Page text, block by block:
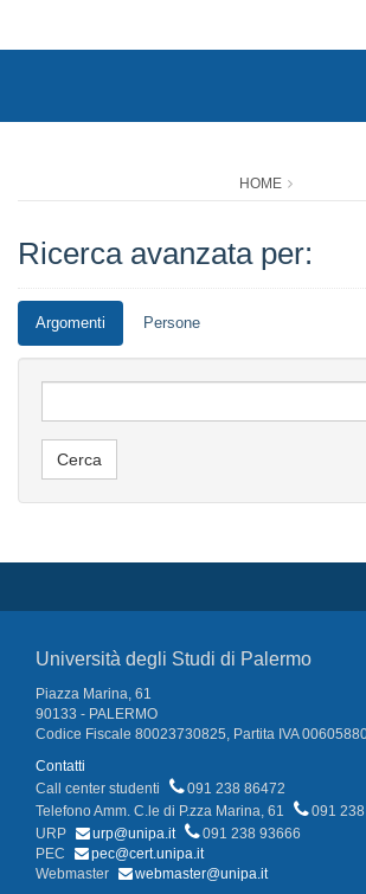
HOME
Ricerca avanzata per:
Argomenti Persone
Università degli Studi di Palermo
Piazza Marina, 61
90133 - PALERMO
Codice Fiscale 80023730825, Partita IVA
Contatti
Call center studenti
091 238 86472
Telefono Amm. C.le di P.zza Marina, 61
091
URP
urp@unipa.it
091 238 93666
PEC
pec@cert.unipa.it
Webmaster
webmaster@unipa.it